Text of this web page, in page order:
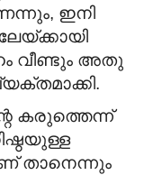
ഇനി
വീണ്ടും അതു
കരുത്തെന്ന്
താനെന്നും